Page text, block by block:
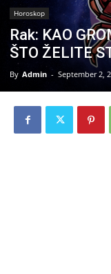
Horoskop
Rak: KAO
ŠTO ŽELITE
By Admin - September 2,